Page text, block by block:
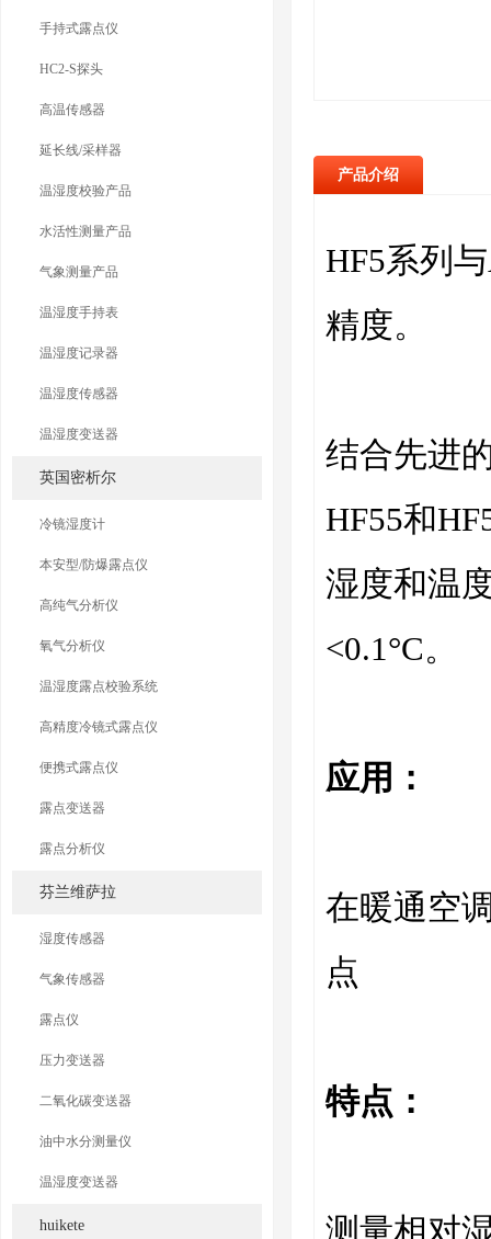
手持式露点仪
HC2-S探头
高温传感器
延长线/采样器
温湿度校验产品
水活性测量产品
气象测量产品
温湿度手持表
温湿度记录器
温湿度传感器
温湿度变送器
英国密析尔
冷镜湿度计
本安型/防爆露点仪
高纯气分析仪
氧气分析仪
温湿度露点校验系统
高精度冷镜式露点仪
便携式露点仪
露点变送器
露点分析仪
芬兰维萨拉
湿度传感器
气象传感器
露点仪
压力变送器
二氧化碳变送器
油中水分测量仪
温湿度变送器
huikete
产品介绍
HF5系列
精度。
结合先进
HF55和
湿度和温
<0.1°C。
应用：
在暖通空
点
特点：
测量相对